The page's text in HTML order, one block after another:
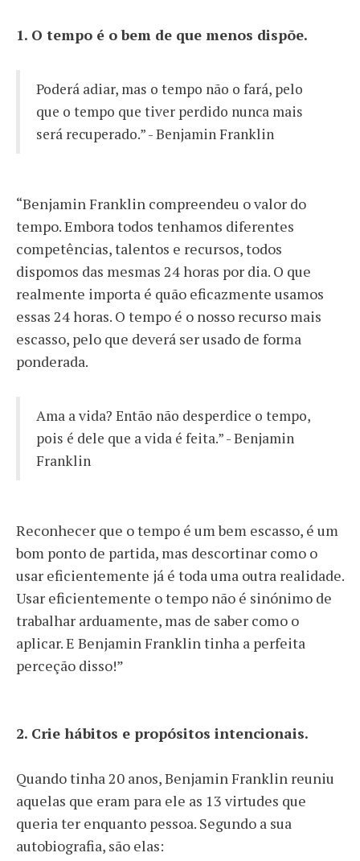
1. O tempo é o bem de que menos dispõe.
Poderá adiar, mas o tempo não o fará, pelo
que o tempo que tiver perdido nunca mais
será recuperado.” - Benjamin Franklin
“Benjamin Franklin compreendeu o valor do
tempo. Embora todos tenhamos diferentes
competências, talentos e recursos, todos
dispomos das mesmas 24 horas por dia. O que
realmente importa é quão eficazmente usamos
essas 24 horas. O tempo é o nosso recurso mais
escasso, pelo que deverá ser usado de forma
ponderada.
Ama a vida? Então não desperdice o tempo,
pois é dele que a vida é feita.” - Benjamin
Franklin
Reconhecer que o tempo é um bem escasso, é um
bom ponto de partida, mas descortinar como o
usar eficientemente já é toda uma outra realidade.
Usar eficientemente o tempo não é sinónimo de
trabalhar arduamente, mas de saber como o
aplicar. E Benjamin Franklin tinha a perfeita
perceção disso!”
2. Crie hábitos e propósitos intencionais.
Quando tinha 20 anos, Benjamin Franklin reuniu
aquelas que eram para ele as 13 virtudes que
queria ter enquanto pessoa. Segundo a sua
autobiografia, são elas: